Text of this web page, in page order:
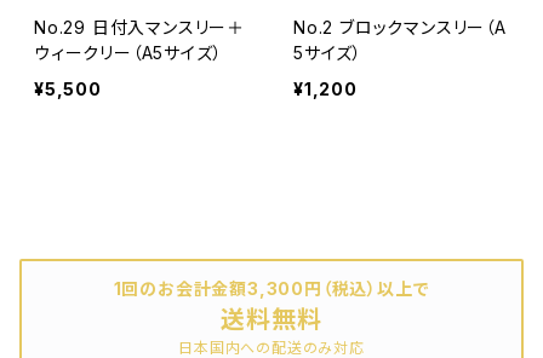
その他
その他
デイリー
No.29 日付入マンスリー＋
ウィークリー（A5サイズ）
¥5,500
No.2 ブロックマンスリー（A
5サイズ）
¥1,200
1回のお会計金額3,300円（税込）以上で
送料無料
日本国内への配送のみ対応